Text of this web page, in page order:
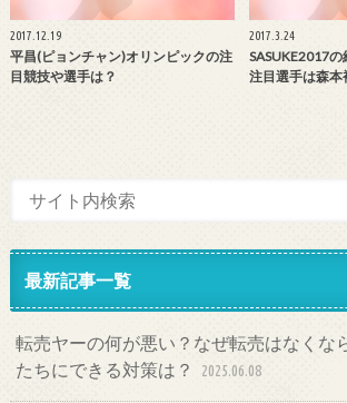
2017.12.19
平昌(ピョンチャン)オリンピックの注
目競技や選手は？
2017.3.24
SASUKE2017
注目選手は森本
最新記事一覧
転売ヤーの何が悪い？なぜ転売はなくな
たちにできる対策は？
2025.06.08